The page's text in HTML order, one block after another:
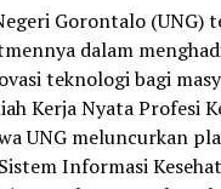
batuk
mahasiswa turut
Jaya dalam
Gratis (CKG),
Gorontalo (UNG)
dalam
teknologi bagi
Kerja Nyata Profesi
UNG meluncurkan
Informasi